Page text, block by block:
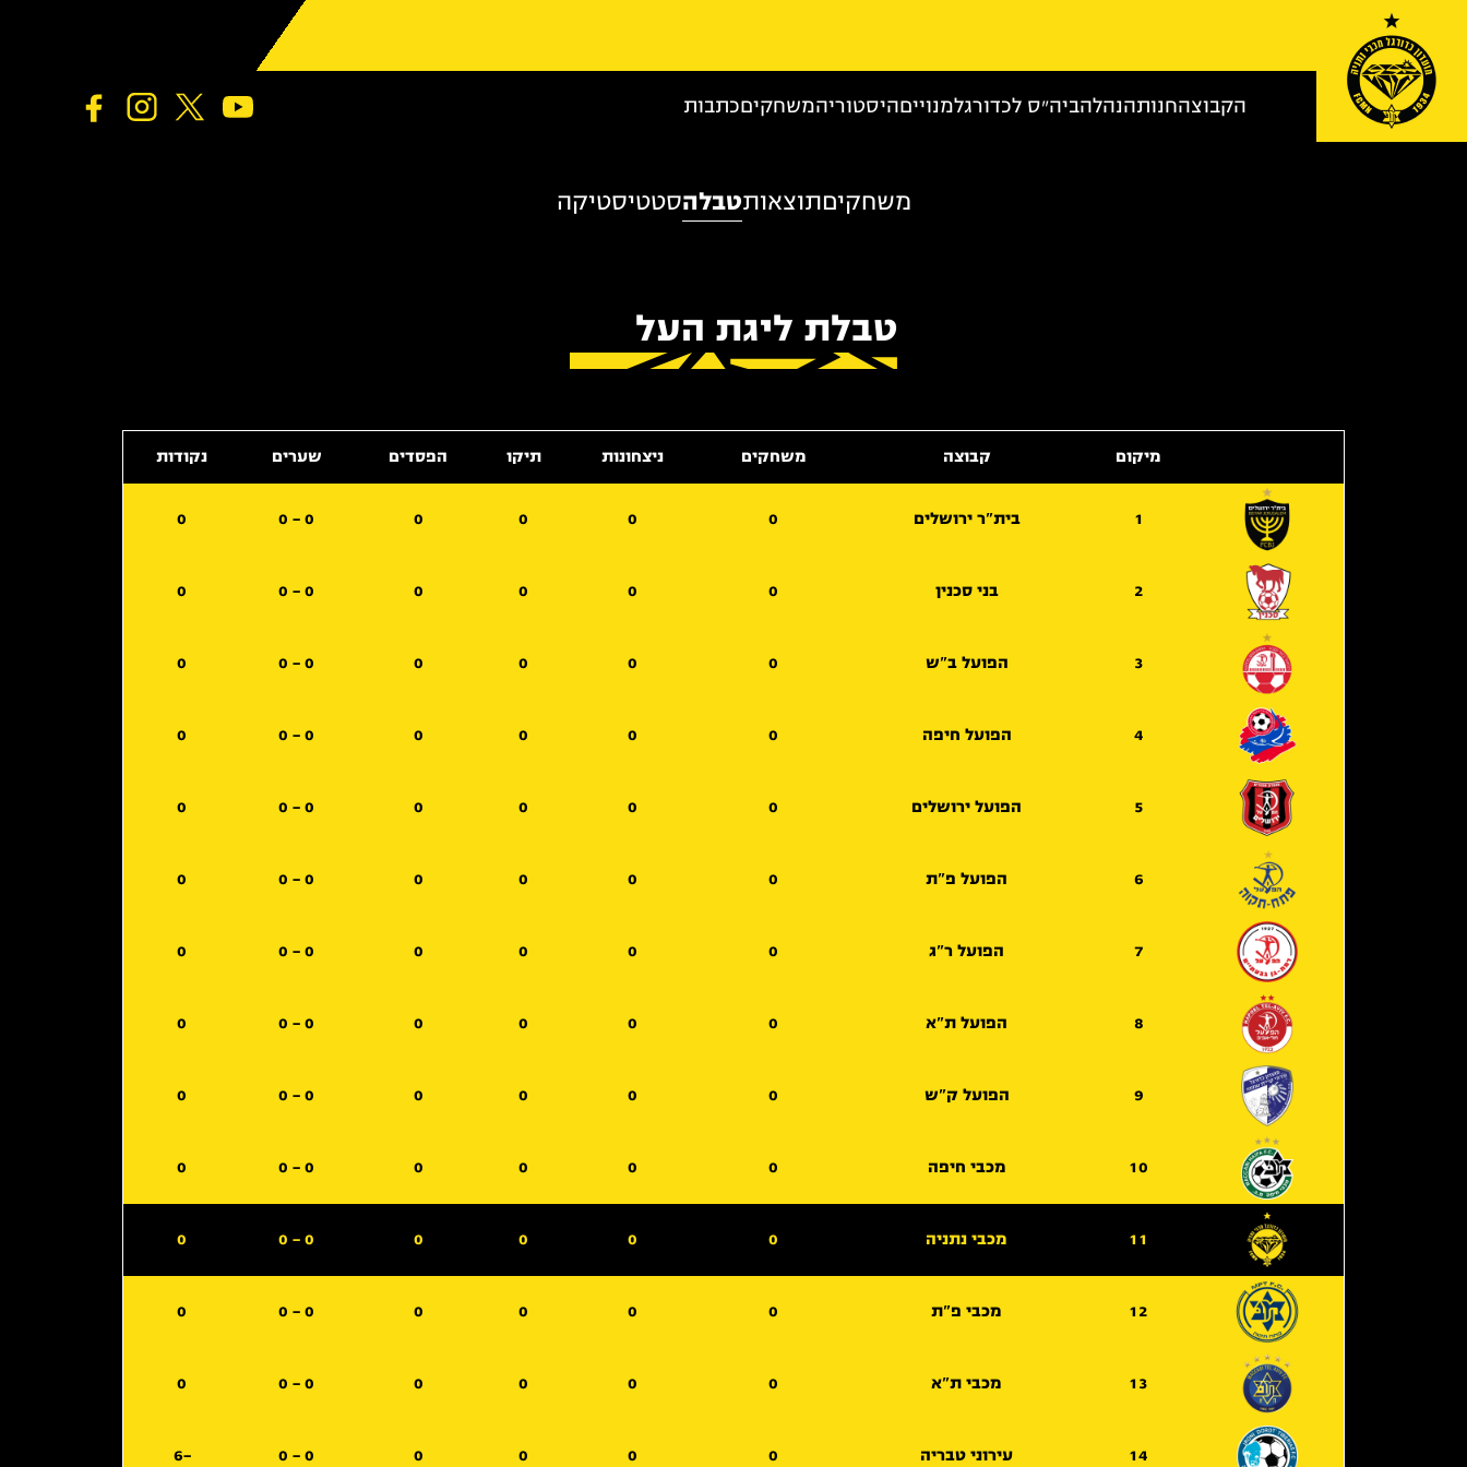
Skip to content
הקבוצהחנותהנהלהביה״ס לכדורגלמנוייםהיסטוריהמשחקיםכתבות
משחקיםתוצאותטבלהסטטיסטיקה
טבלת ליגת העל
מיקום קבוצה משחקים ניצחונות תיקו הפסדים שערים נקודות
1 בית"ר ירושלים 0
0
0
0
0 - 0
0
2 בני סכנין 0
0
0
0
0 - 0
0
3 הפועל ב"ש 0
0
0
0
0 - 0
0
4 הפועל חיפה 0
0
0
0
0 - 0
0
5 הפועל ירושלים 0
0
0
0
0 - 0
0
6 הפועל פ"ת 0
0
0
0
0 - 0
0
7 הפועל ר"ג 0
0
0
0
0 - 0
0
8 הפועל ת"א 0
0
0
0
0 - 0
0
9 הפועל ק"ש 0
0
0
0
0 - 0
0
10 מכבי חיפה 0
0
0
0
0 - 0
0
11 מכבי נתניה 0
0
0
0
0 - 0
0
12 מכבי פ"ת 0
0
0
0
0 - 0
0
13 מכבי ת"א 0
0
0
0
0 - 0
0
14 עירוני טבריה 0
0
0
0
0 - 0
-6